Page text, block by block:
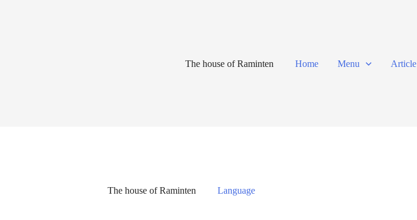
The house of Raminten Home Menu Article
The house of Raminten Language